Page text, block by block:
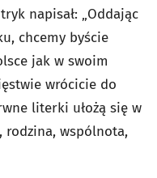
napisał: „Oddając
chcemy byście
jak w swoim
wrócicie do
literki ułożą się w
rodzina, wspólnota,